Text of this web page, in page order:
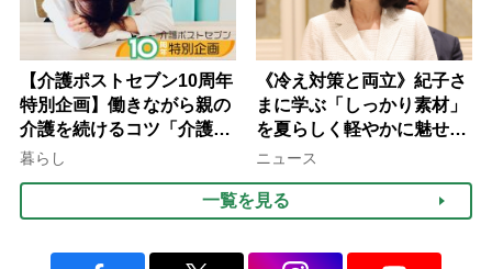
【介護ポストセブン10周年
特別企画】働きながら親の
介護を続けるコツ「介護は
10年以上続くことも…3つ
みよう」【社会福祉士解
説】
暮らし
《冷え対策と両立》紀子さ
まに学ぶ「しっかり素材」
を夏らしく軽やかに魅せる
3つの着こなし法則
ニュース
一覧を見る